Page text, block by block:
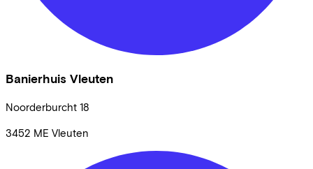
Banierhuis Vleuten
Noorderburcht 18
3452 ME Vleuten